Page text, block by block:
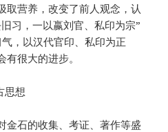
取营养，改变了前人观念，认
习，一以嬴刘官、私印为宗”
，以汉代官印、私印为正
很大的进步。
思想
金石的收集、考证、著作等盛